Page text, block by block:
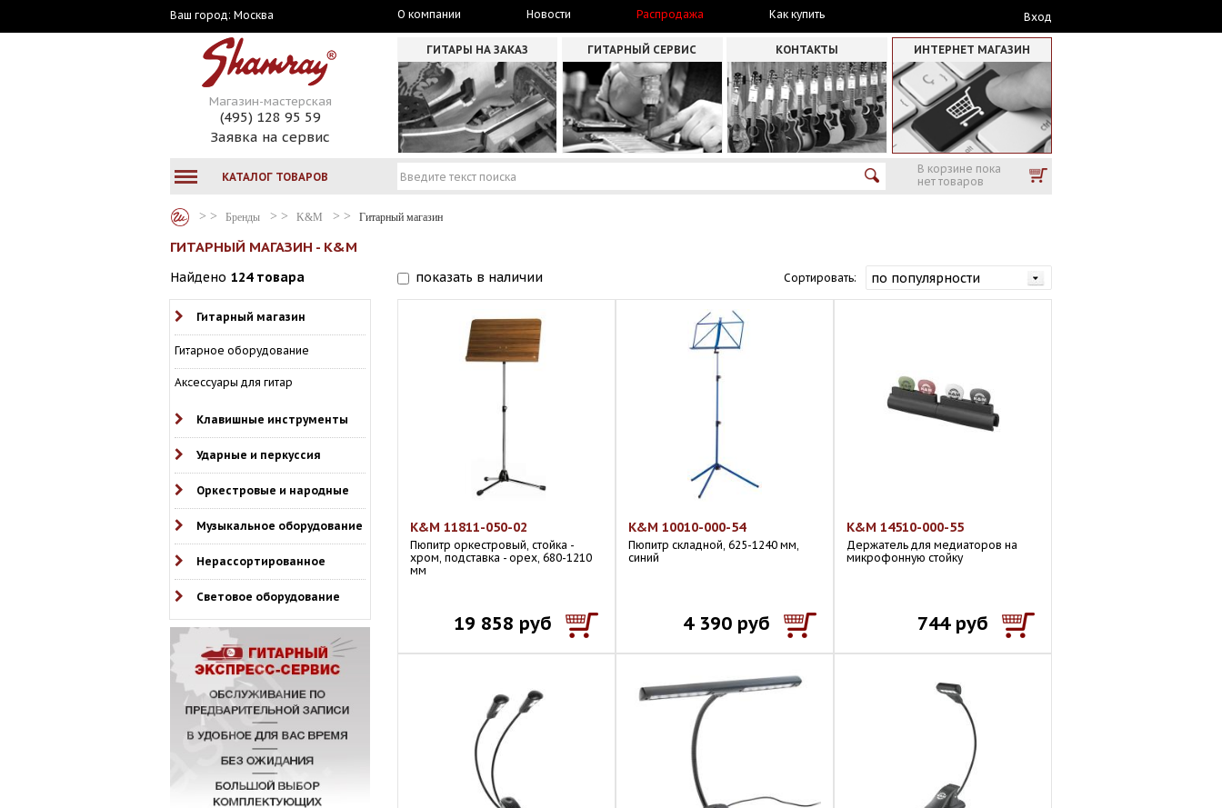
Ваш город: Москва О компании Новости Распродажа Как купить Вход
Магазин-мастерская
(495) 128 95 59
Заявка на сервис
ГИТАРЫ НА ЗАКАЗ ГИТАРНЫЙ СЕРВИС КОНТАКТЫ ИНТЕРНЕТ МАГАЗИН
КАТАЛОГ ТОВАРОВ
В корзине пока
нет товаров
Бренды K&M Гитарный магазин
ГИТАРНЫЙ МАГАЗИН - K&M
Найдено 124 товара показать в наличии Сортировать:
Гитарный магазин
Гитарное оборудование
Аксессуары для гитар
Клавишные инструменты
Ударные и перкуссия
Оркестровые и народные
Музыкальное оборудование
Нерассортированное
Световое оборудование
K&M 11811-050-02
Пюпитр оркестровый, стойка -
хром, подставка - орех, 680-1210
мм
19 858 руб
K&M 10010-000-54
Пюпитр складной, 625-1240 мм,
синий
4 390 руб
K&M 14510-000-55
Держатель для медиаторов на
микрофонную стойку
744 руб